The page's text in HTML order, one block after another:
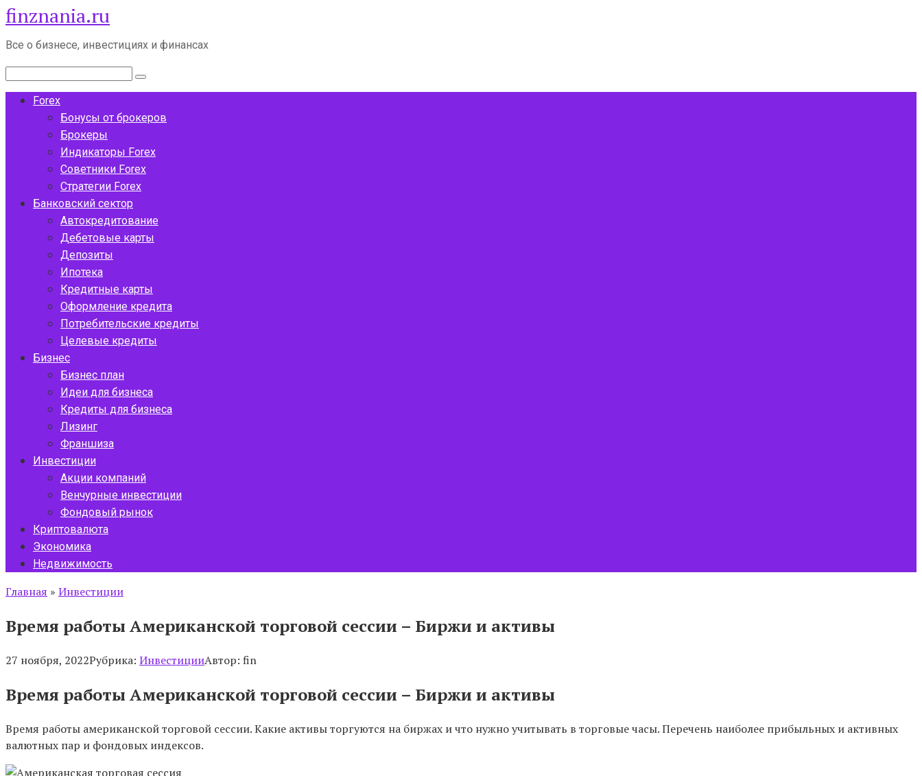
Перейти
к
контенту
finznania.ru
Все о бизнесе, инвестициях и финансах
Поиск:
Forex
Бонусы от брокеров
Брокеры
Индикаторы Forex
Советники Forex
Стратегии Forex
Банковский сектор
Автокредитование
Дебетовые карты
Депозиты
Ипотека
Кредитные карты
Оформление кредита
Потребительские кредиты
Целевые кредиты
Бизнес
Бизнес план
Идеи для бизнеса
Кредиты для бизнеса
Лизинг
Франшиза
Инвестиции
Акции компаний
Венчурные инвестиции
Фондовый рынок
Криптовалюта
Экономика
Недвижимость
Главная » Инвестиции
Время работы Американской торговой сессии – Биржи и активы
27 ноября, 2022Рубрика: ИнвестицииАвтор: fin
Время работы Американской торговой сессии – Биржи и активы
Время работы американской торговой сессии. Какие активы торгуются на биржах и что нужно учитывать в торговые часы. Перечень наиболее прибыльных и активных
валютных пар и фондовых индексов.